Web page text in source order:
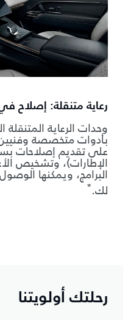
رعاية متنقلة: إصلاح
وحدات الرعاية
على تقديم إصلاحات
الإطارات)، وتشخيص
البرامج، ويمكنها
لك.*
رحلتك أولويتنا